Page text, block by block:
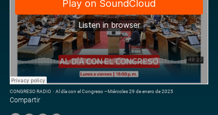
CONGRESO RADIO · Al día con el Congreso –Miércoles 29 de enero de 2025
Compartir